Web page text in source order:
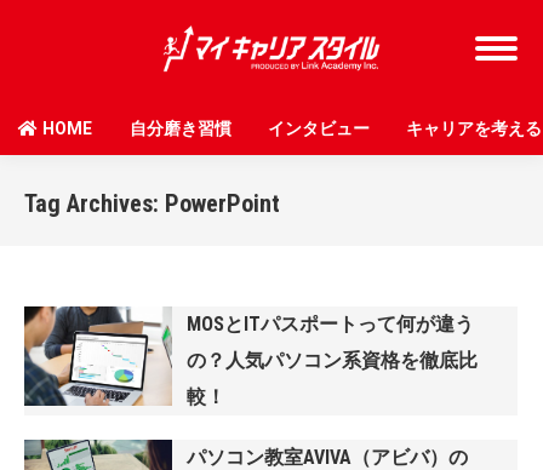
HOME 自分磨き習慣 インタビュー キャリアを考える
Tag Archives: PowerPoint
MOSとITパスポートって何が違う
の？人気パソコン系資格を徹底比
較！
パソコン教室AVIVA（アビバ）の